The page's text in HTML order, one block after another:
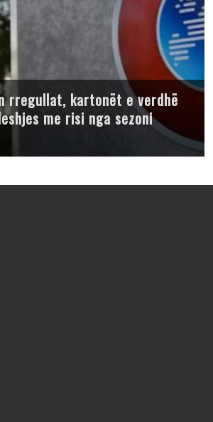
rregullat, kartonët e verdhë
me risi nga sezoni